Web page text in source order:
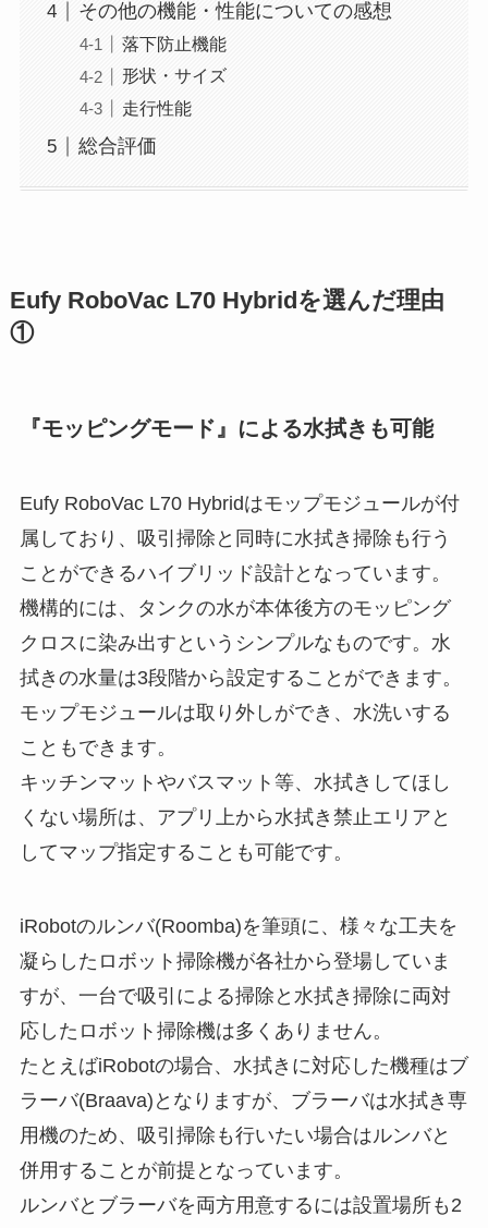
その他の機能・性能についての感想
落下防止機能
形状・サイズ
走行性能
総合評価
Eufy RoboVac L70 Hybridを選んだ理由
①
『モッピングモード』による水拭きも可能
Eufy RoboVac L70 Hybridはモップモジュールが付
属しており、 吸引掃除と同時に水拭き掃除も行う
ことができるハイブリッド設計となっています。
機構的には、タンクの水が本体後方のモッピング
クロスに染み出すというシンプルなものです。水
拭きの水量は3段階から設定することができます。
モップモジュールは取り外しができ、水洗いする
こともできます。
キッチンマットやバスマット等、水拭きしてほし
くない場所は、アプリ上から水拭き禁止エリアと
してマップ指定することも可能です。
iRobotのルンバ(Roomba)を筆頭に、様々な工夫を
凝らしたロボット掃除機が各社から登場していま
すが、 一台で吸引による掃除と水拭き掃除に両対
応したロボット掃除機は多くありません。
たとえばiRobotの場合、水拭きに対応した機種はブ
ラーバ(Braava)となりますが、 ブラーバは水拭き専
用機のため、吸引掃除も行いたい場合はルンバと
併用することが前提となっています。
ルンバとブラーバを両方用意するには設置場所も2